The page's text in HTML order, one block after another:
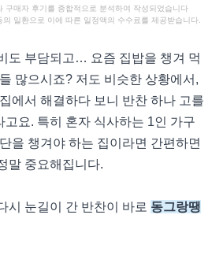
구매자 후기를 종합적으로 분석하여 작성되었습니다
일환으로 이에 따른 일정액의 수수료를 제공받습니다.
도 부담되고… 요즘 집밥을 챙겨 먹
많으시죠? 저도 비슷한 상황에서,
에서 해결하다 보니 반찬 하나 고를
요. 특히 혼자 식사하는 1인 가구
을 챙겨야 하는 집이라면 간편하면
말 중요해집니다.
시 눈길이 간 반찬이 바로 동그랑땡